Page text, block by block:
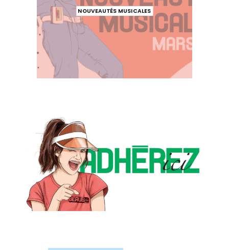
NOUVEAUTÉS MUSICALES